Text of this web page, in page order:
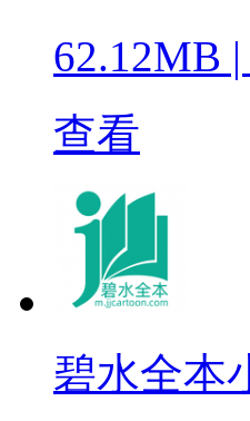
62.12MB |
查看
碧水全本